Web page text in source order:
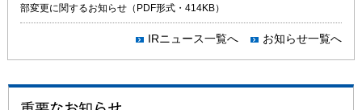
部変更に関するお知らせ（PDF形式・414KB）
お知らせ一覧へ
IRニュース一覧へ